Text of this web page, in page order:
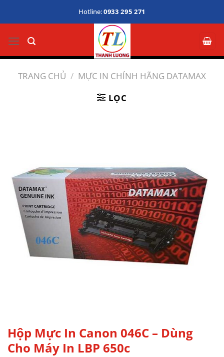
dung
Hotline:0933 295 271
TRANG CHỦ / MỰC IN CHÍNH HÃNG DATAMAX
LỌC
Hộp Mực In Canon 046C – Dùng
Cho Máy In LBP 650c